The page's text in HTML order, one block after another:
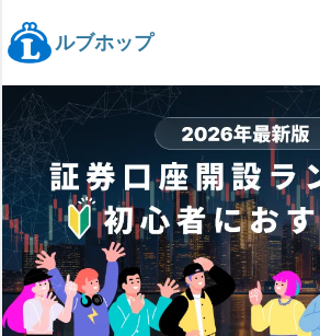
ン
テ
ン
ツ
ス
キ
ッ
プ
ルブホップ